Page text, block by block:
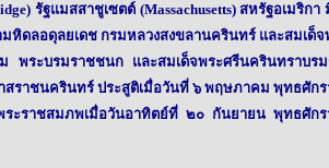
รัฐแมสสาชูเซตต์ (Massachusetts) สหรัฐอเมริก
หิดลอดุลยเดช กรมหลวงสงขลานครินทร์ และสมเด็
ม พระบรมราชชนก และสมเด็จพระศรีนครินทราบ
สราชนครินทร์ ประสูติเมื่อวันที่ ๖ พฤษภาคม พุทธศั
ะราชสมภพเมื่อวันอาทิตย์ที่ ๒๐ กันยายน พุทธศัก